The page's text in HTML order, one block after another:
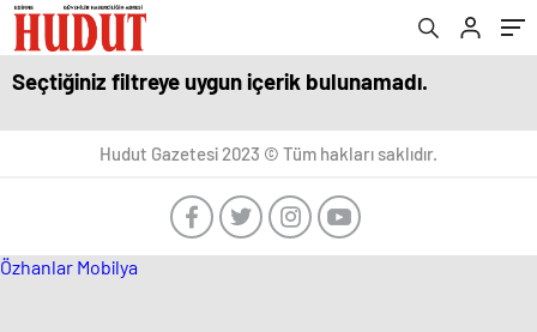
Seçtiğiniz filtreye uygun içerik bulunamadı.
Hudut Gazetesi 2023 © Tüm hakları saklıdır.
Özhanlar Mobilya